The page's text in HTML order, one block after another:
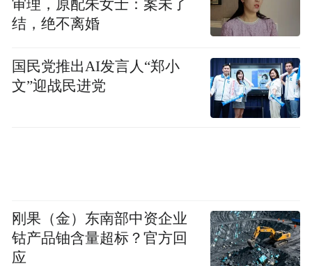
审理，原配朱女士：案未了
结，绝不离婚
国民党推出AI发言人“郑小
文”迎战民进党
刚果（金）东南部中资企业
钴产品铀含量超标？官方回
应